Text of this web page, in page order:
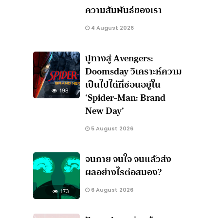
ความสัมพันธ์ของเรา
4 August 2026
198
ปูทางสู่ Avengers:
Doomsday วิเคราะห์ความ
เป็นไปได้ที่ซ่อนอยู่ใน
‘Spider-Man: Brand
New Day’
5 August 2026
173
จนกาย จนใจ จนแล้วส่ง
ผลอย่างไรต่อสมอง?
6 August 2026